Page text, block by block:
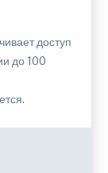
доступ
до 100